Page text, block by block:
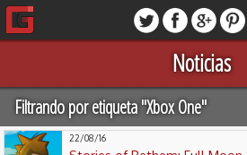
Noticias
Filtrando por etiqueta "Xbox One"
22/08/16